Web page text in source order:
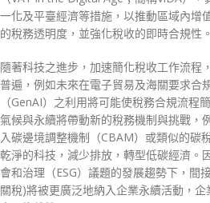
一化及平臺經濟等措施，以推動區域內增
的稅務透明度，並強化稅收的即時合規性。
隨著科技之進步，加速簡化稅收工作流程
普遍，例如未來在電子貿易及海關要求合
（GenAI）之利用將可能使稅務合規流程
氣候與永續將帶動新的稅務機制與挑戰，
入碳邊境調整機制（CBAM）或類似的碳
乾淨的科技，減少排放，轉型低碳經濟。
會和治理（ESG）議題的發展趨勢下，間
關稅)將被更廣泛地納入企業永續活動，